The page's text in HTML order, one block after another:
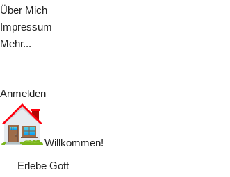
Über Mich
Impressum
Mehr...
Anmelden
Willkommen!
Erlebe Gott